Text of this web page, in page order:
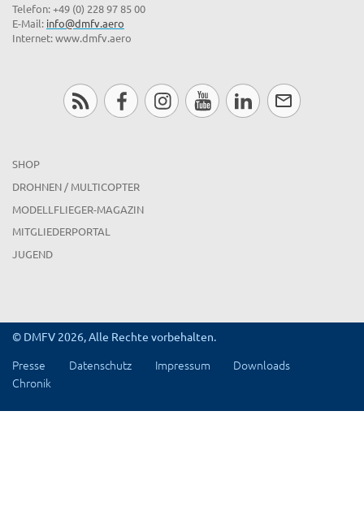
Telefon: +49 (0) 228 97 85 00
E-Mail: info@dmfv.aero
Internet: www.dmfv.aero
SHOP
DROHNEN / MULTICOPTER
MODELLFLIEGER-MAGAZIN
MITGLIEDERPORTAL
JUGEND
© DMFV 2026, Alle Rechte vorbehalten.
Presse Datenschutz Impressum
Downloads
Chronik